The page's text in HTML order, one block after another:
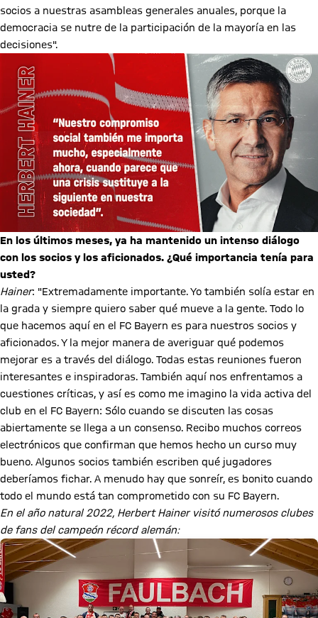
socios a nuestras asambleas generales anuales, porque la
democracia se nutre de la participación de la mayoría en las
decisiones".
En los últimos meses, ya ha mantenido un intenso diálogo
con los socios y los aficionados. ¿Qué importancia tenía para
usted?
Hainer: "Extremadamente importante. Yo también solía estar en
la grada y siempre quiero saber qué mueve a la gente. Todo lo
que hacemos aquí en el FC Bayern es para nuestros socios y
aficionados. Y la mejor manera de averiguar qué podemos
mejorar es a través del diálogo. Todas estas reuniones fueron
interesantes e inspiradoras. También aquí nos enfrentamos a
cuestiones críticas, y así es como me imagino la vida activa del
club en el FC Bayern: Sólo cuando se discuten las cosas
abiertamente se llega a un consenso. Recibo muchos correos
electrónicos que confirman que hemos hecho un curso muy
bueno. Algunos socios también escriben qué jugadores
deberíamos fichar. A menudo hay que sonreír, es bonito cuando
todo el mundo está tan comprometido con su FC Bayern.
En el año natural 2022, Herbert Hainer visitó numerosos clubes
de fans del campeón récord alemán: